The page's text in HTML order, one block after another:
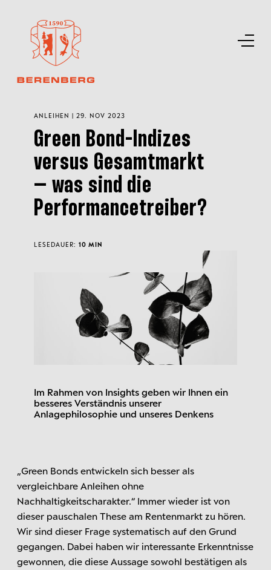
Im Rahmen von Insights geben wir Ihnen ein
besseres Verständnis unserer
Anlagephilosophie und unseres Denkens
ANLEIHEN | 29. NOV 2023
Green Bond-Indizes
versus Gesamtmarkt
– was sind die
Performancetreiber?
LESEDAUER: 10 MIN
„Green Bonds entwickeln sich besser als
vergleichbare Anleihen ohne
Nachhaltigkeitscharakter.“ Immer wieder ist von
dieser pauschalen These am Rentenmarkt zu hören.
Wir sind dieser Frage systematisch auf den Grund
gegangen. Dabei haben wir interessante Erkenntnisse
gewonnen, die diese Aussage sowohl bestätigen als